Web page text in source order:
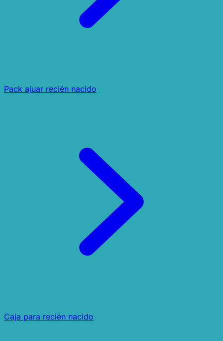
Pack ajuar recién nacido
Caja para recién nacido